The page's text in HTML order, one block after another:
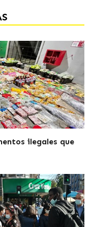
ilegales que